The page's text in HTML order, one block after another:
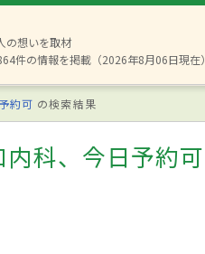
の想いを取材
件の情報を掲載（2026年8月06日現在）
約可 の検索結果
科、今日予約可